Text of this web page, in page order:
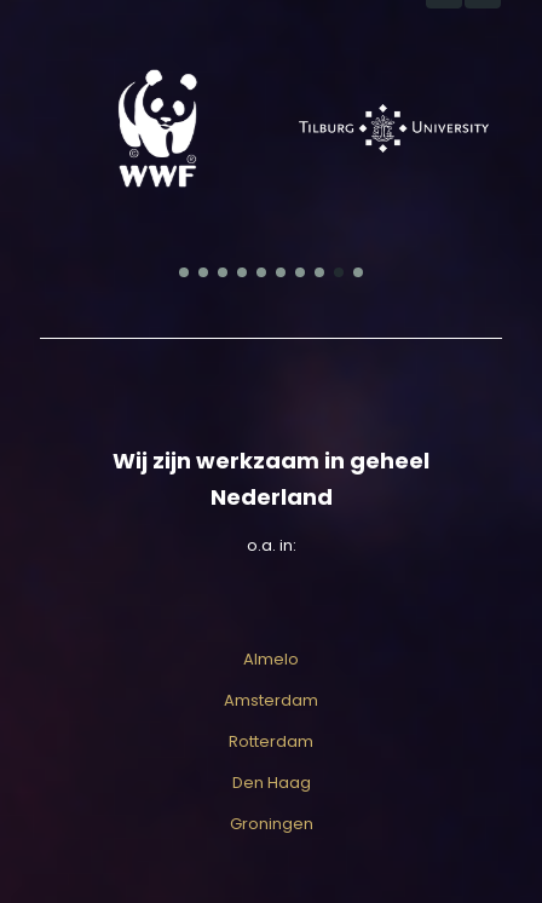
Wij zijn werkzaam in geheel
Nederland
o.a. in:
Almelo
Amsterdam
Rotterdam
Den Haag
Groningen